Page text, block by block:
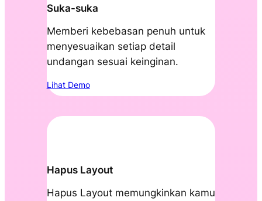
Suka-suka
Memberi kebebasan penuh untuk
menyesuaikan setiap detail
undangan sesuai keinginan.
Lihat Demo
Hapus Layout
Hapus Layout memungkinkan kamu